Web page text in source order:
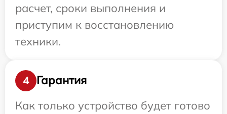
расчет, сроки выполнения и
приступим к восстановлению
техники.
4
Гарантия
Как только устройство будет готово